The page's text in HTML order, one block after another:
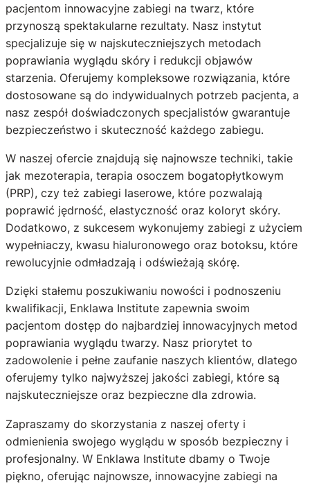
pacjentom innowacyjne zabiegi na twarz, które
przynoszą spektakularne rezultaty. Nasz instytut
specjalizuje się w najskuteczniejszych metodach
poprawiania wyglądu skóry i redukcji objawów
starzenia. Oferujemy kompleksowe rozwiązania, które
dostosowane są do indywidualnych potrzeb pacjenta, a
nasz zespół doświadczonych specjalistów gwarantuje
bezpieczeństwo i skuteczność każdego zabiegu.
W naszej ofercie znajdują się najnowsze techniki, takie
jak mezoterapia, terapia osoczem bogatopłytkowym
(PRP), czy też zabiegi laserowe, które pozwalają
poprawić jędrność, elastyczność oraz koloryt skóry.
Dodatkowo, z sukcesem wykonujemy zabiegi z użyciem
wypełniaczy, kwasu hialuronowego oraz botoksu, które
rewolucyjnie odmładzają i odświeżają skórę.
Dzięki stałemu poszukiwaniu nowości i podnoszeniu
kwalifikacji, Enklawa Institute zapewnia swoim
pacjentom dostęp do najbardziej innowacyjnych metod
poprawiania wyglądu twarzy. Nasz priorytet to
zadowolenie i pełne zaufanie naszych klientów, dlatego
oferujemy tylko najwyższej jakości zabiegi, które są
najskuteczniejsze oraz bezpieczne dla zdrowia.
Zapraszamy do skorzystania z naszej oferty i
odmienienia swojego wyglądu w sposób bezpieczny i
profesjonalny. W Enklawa Institute dbamy o Twoje
piękno, oferując najnowsze, innowacyjne zabiegi na